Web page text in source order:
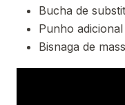
Bucha de
Punho adicional
Bisnaga de